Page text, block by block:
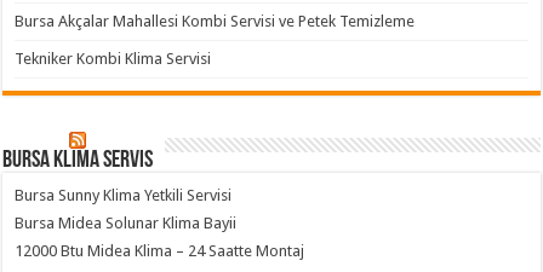
Bursa Akçalar Mahallesi Kombi Servisi ve Petek Temizleme
Tekniker Kombi Klima Servisi
Bursa klima servis
Bursa Sunny Klima Yetkili Servisi
Bursa Midea Solunar Klima Bayii
12000 Btu Midea Klima – 24 Saatte Montaj